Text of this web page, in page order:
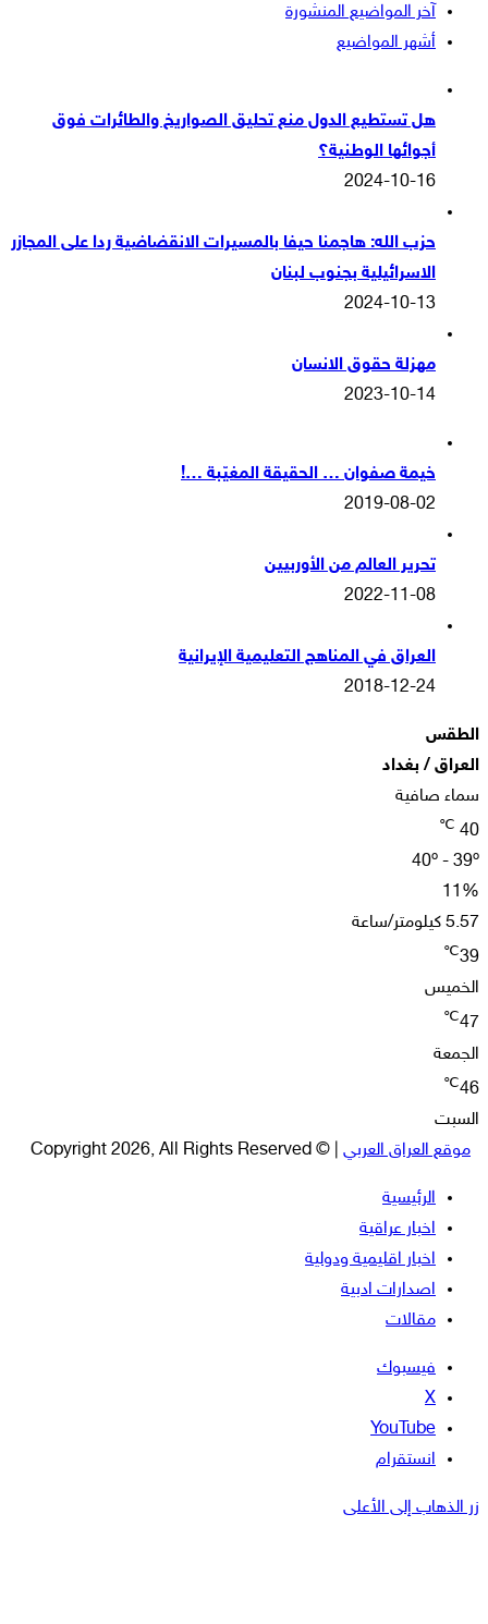
آخر المواضيع المنشورة
أشهر المواضيع
هل تستطيع الدول منع تحليق الصواريخ والطائرات فوق
أجوائها الوطنية؟
2024-10-16
حزب الله: هاجمنا حيفا بالمسيرات الانقضاضية ردا على المجازر
الاسرائيلية بجنوب لبنان
2024-10-13
مهزلة حقوق الانسان
2023-10-14
خيمة صفوان … الحقيقة المغيّبة …!
2019-08-02
تحرير العالم من الأوربيين
2022-11-08
العراق في المناهج التعليمية الإيرانية
2018-12-24
الطقس
العراق / بغداد
سماء صافية
40
℃
40º - 39º
11%
5.57 كيلومتر/ساعة
39
℃
الخميس
47
℃
الجمعة
46
℃
السبت
موقع العراق العربي | © Copyright 2026, All Rights Reserved
الرئيسية
اخبار عراقية
اخبار اقليمية ودولية
اصدارات ادبية
مقالات
فيسبوك
‫X
‫YouTube
انستقرام
زر الذهاب إلى الأعلى